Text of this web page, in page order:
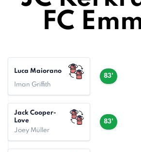
FC
83'
Luca Maiorano
Iman Griffith
83'
Jack Cooper-
Love
Joey Müller